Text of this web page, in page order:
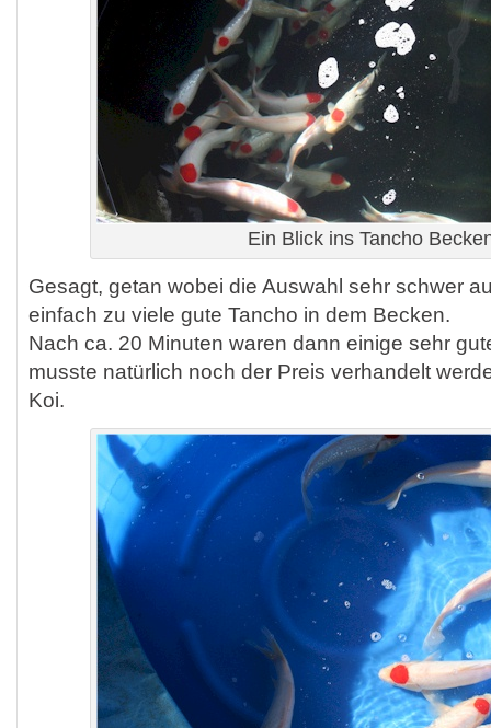
Ein Blick ins Tancho
Gesagt, getan wobei die Auswahl sehr schwer
einfach zu viele gute Tancho in dem Becken.
Nach ca. 20 Minuten waren dann einige sehr
musste natürlich noch der Preis verhandelt
Koi.